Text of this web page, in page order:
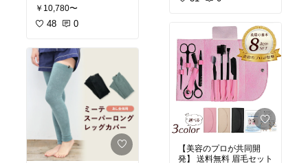
た！
5点セットを購入✨
ト・5点セット・8点セッ
ト ガス火・IH対応 GREE
NPAN【ハンドル脱着式
フライパン 片手鍋 ガラス
蓋 シール蓋 セラミックコ
ーティング レビューキャ
#キッチンの相棒
￥10,780〜
48 0
け肉 肉 小分け 柔らか 牛
丼 肉じゃが 極味付け 氷
温熟成牛 熟成肉 作り方
限定 冷凍 丸善CP 泉佐野
市 送料無料 肉の泉佐野
【美容のプロが共同開
発】 送料無料 眉毛セット